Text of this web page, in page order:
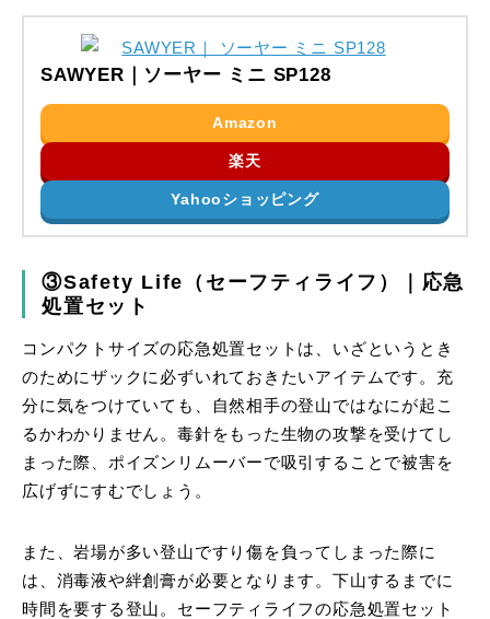
SAWYER｜ソーヤー ミニ SP128
Amazon
楽天
Yahooショッピング
③Safety Life（セーフティライフ）｜応急
処置セット
コンパクトサイズの応急処置セットは、いざというとき
のためにザックに必ずいれておきたいアイテムです。充
分に気をつけていても、自然相手の登山ではなにが起こ
るかわかりません。毒針をもった生物の攻撃を受けてし
まった際、ポイズンリムーバーで吸引することで被害を
広げずにすむでしょう。
また、岩場が多い登山ですり傷を負ってしまった際に
は、消毒液や絆創膏が必要となります。下山するまでに
時間を要する登山。セーフティライフの応急処置セット